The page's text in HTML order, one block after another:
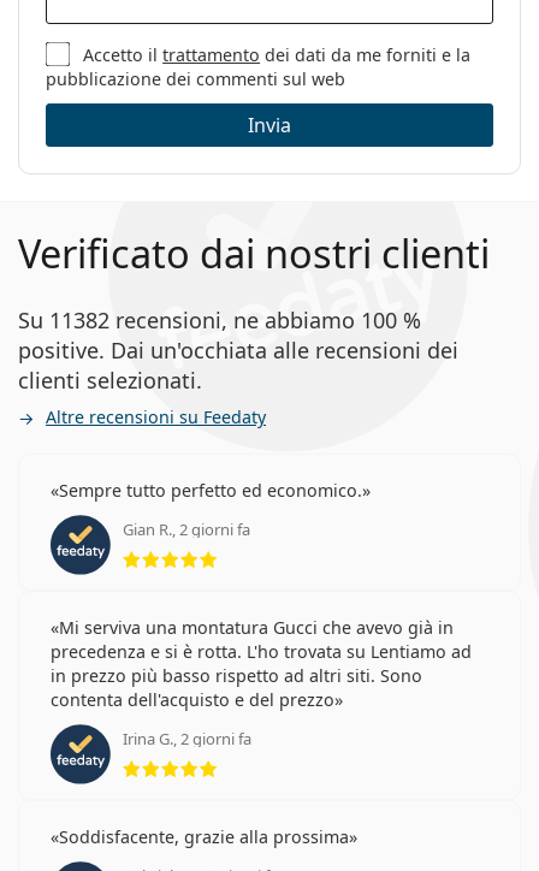
Accetto iltrattamento dei dati da me forniti e la
pubblicazione dei commenti sul web
Invia
Verificato dai nostri clienti
Su 11382 recensioni, ne abbiamo 100 %
positive. Dai un'occhiata alle recensioni dei
clienti selezionati.
Altre recensioni su Feedaty
Sempre tutto perfetto ed economico.
Gian R., 2 giorni fa
Mi serviva una montatura Gucci che avevo già in
precedenza e si è rotta. L'ho trovata su Lentiamo ad
in prezzo più basso rispetto ad altri siti. Sono
contenta dell'acquisto e del prezzo
Irina G., 2 giorni fa
Soddisfacente, grazie alla prossima